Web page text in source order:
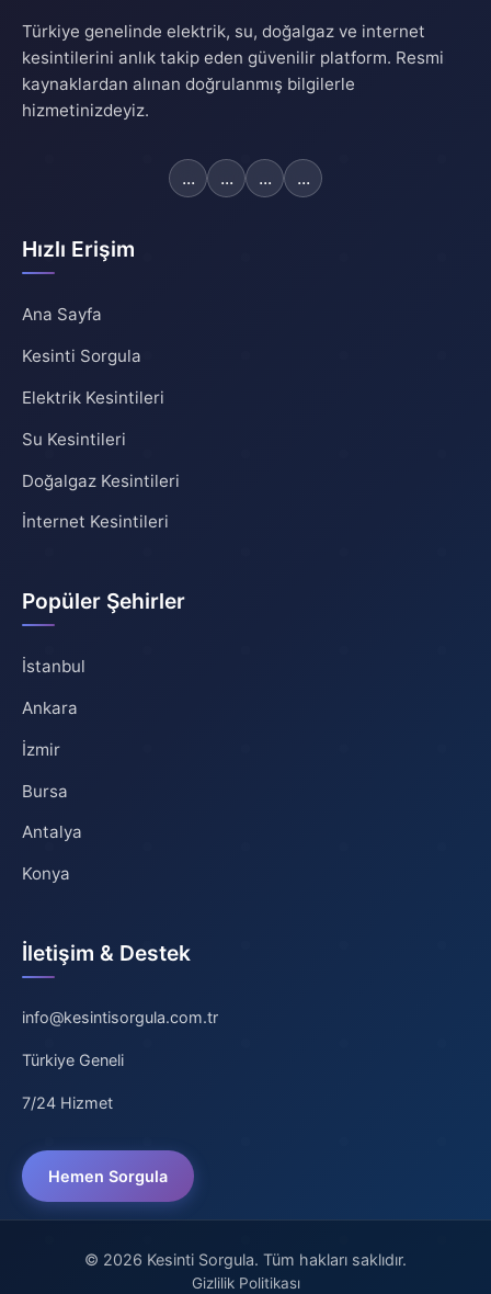
Türkiye genelinde elektrik, su, doğalgaz ve internet
kesintilerini anlık takip eden güvenilir platform. Resmi
kaynaklardan alınan doğrulanmış bilgilerle
hizmetinizdeyiz.
... ... ... ...
Hızlı Erişim
Ana Sayfa
Kesinti Sorgula
Elektrik Kesintileri
Su Kesintileri
Doğalgaz Kesintileri
İnternet Kesintileri
Popüler Şehirler
İstanbul
Ankara
İzmir
Bursa
Antalya
Konya
İletişim & Destek
info@kesintisorgula.com.tr
Türkiye Geneli
7/24 Hizmet
Hemen Sorgula
© 2026 Kesinti Sorgula. Tüm hakları saklıdır.
Gizlilik Politikası